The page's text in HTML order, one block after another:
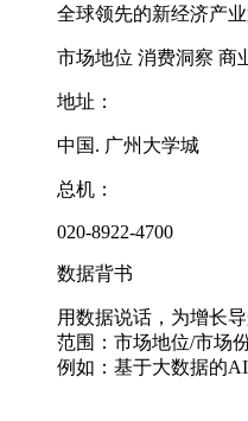
全球领先的新经济产
市场地位 消费洞察 商
地址：
中国. 广州大学城
总机：
020-8922-4700
数据背书
用数据说话，为增长
范围：市场地位/市场
例如：基于大数据的